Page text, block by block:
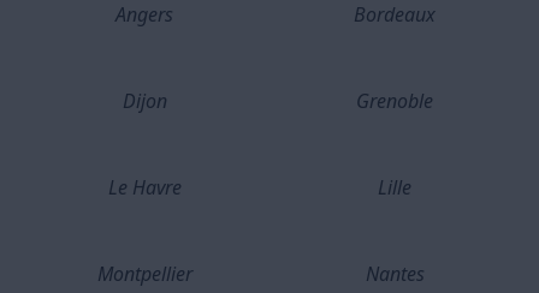
Angers Bordeaux
Dijon Grenoble
Le Havre Lille
Montpellier Nantes